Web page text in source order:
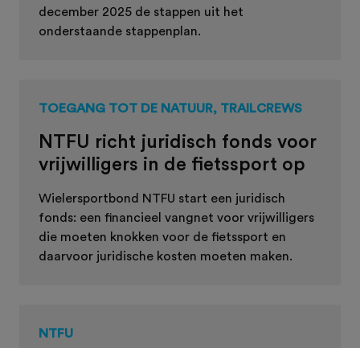
december 2025 de stappen uit het
onderstaande stappenplan.
TOEGANG TOT DE NATUUR, TRAILCREWS
NTFU richt juridisch fonds voor
vrijwilligers in de fietssport op
Wielersportbond NTFU start een juridisch
fonds: een financieel vangnet voor vrijwilligers
die moeten knokken voor de fietssport en
daarvoor juridische kosten moeten maken.
NTFU